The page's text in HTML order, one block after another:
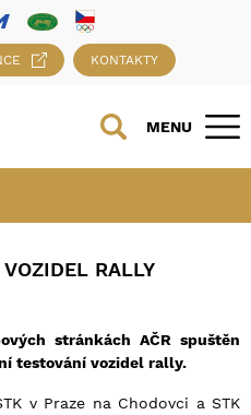
KONTAKTY
MENU
RALLY
stránkách AČR spuštěn
testování vozidel rally.
v Praze na Chodovci a STK